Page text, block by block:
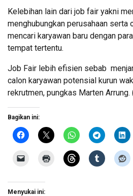
Kelebihan lain dari job fair yakni
menghubungkan perusahaan serta
mencari karyawan baru dengan
tempat tertentu.
Job Fair lebih efisien sebab
calon karyawan potensial kurun
rekrutmen, pungkas Marten Arrung.
Bagikan ini:
Menyukai ini: